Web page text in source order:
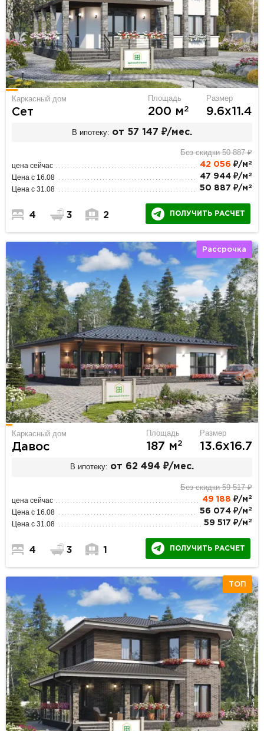
Каркасный дом
Сет
Площадь
200 м2
Размер
9.6х11.4
В ипотеку: от 57 147 ₽/мес.
Без скидки 50 887 ₽
цена сейчас 42 056 ₽/м 2
Цена с 16.08 47 944 ₽/м 2
Цена с 31.08 50 887 ₽/м 2
4 3 2 ПОЛУЧИТЬ РАСЧЕТ
Рассрочка
Каркасный дом
Давос
Площадь
187 м2
Размер
13.6х16.7
В ипотеку: от 62 494 ₽/мес.
Без скидки 59 517 ₽
цена сейчас 49 188 ₽/м 2
Цена с 16.08 56 074 ₽/м 2
Цена с 31.08 59 517 ₽/м 2
4 3 1 ПОЛУЧИТЬ РАСЧЕТ
ТОП